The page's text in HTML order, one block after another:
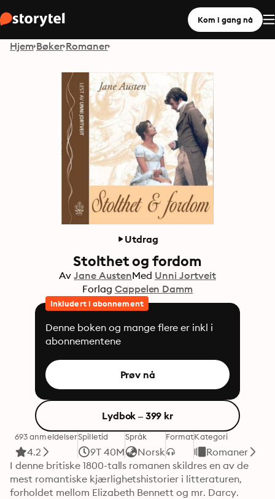
Kom i gang nå
Hjem Bøker Romaner
Utdrag
Stolthet og fordom
Av Jane AustenMed Unni Jortveit
Forlag Cappelen Damm
Inkludert i abonnement
Denne boken og mange flere er inkl i
abonnementene
Prøv nå
Lydbok – 399 kr
693 anmeldelser
4.2
Spilletid
9T 40M
Språk
Norsk
FormatKategori
Romaner
I denne britiske 1800-talls romanen skildres en av de
mest romantiske kjærlighetshistorier i litteraturen,
forholdet mellom Elizabeth Bennett og mr. Darcy.